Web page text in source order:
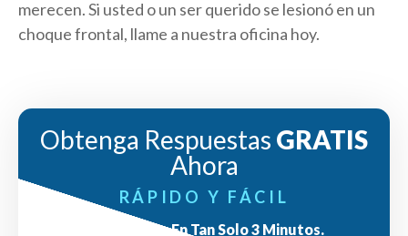
merecen. Si usted o un ser querido se lesionó en un
choque frontal, llame a nuestra oficina hoy.
Obtenga Respuestas GRATIS
Ahora
RÁPIDO Y FÁCIL
Respuestas En Tan Solo 3 Minutos.